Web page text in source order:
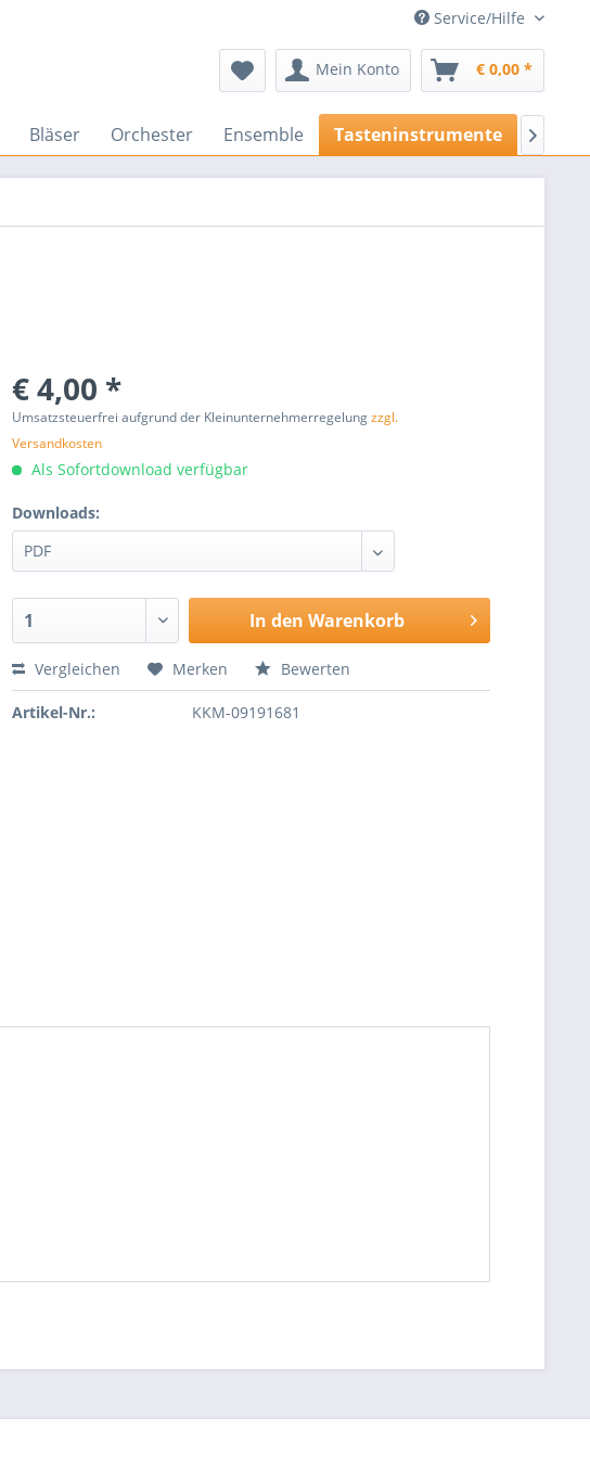
Service/Hilfe
Mein Konto € 0,00 *
Bläser Orchester Ensemble Tasteninstrumente 
€ 4,00 *
Umsatzsteuerfrei aufgrund der Kleinunternehmerregelungzzgl.
Versandkosten
Als Sofortdownload verfügbar
Downloads:
In den Warenkorb
Vergleichen Merken Bewerten
Artikel-Nr.: KKM-09191681